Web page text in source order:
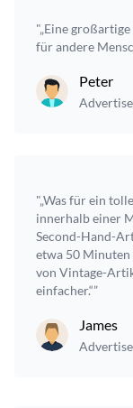
"„Eine
für andere
Peter
"„Was für ein
innerhalb einer
Second-Hand-
etwa 50
von Vintage-
einfacher.“”
James